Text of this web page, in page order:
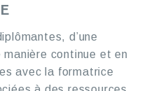
d’une
continue et en
avec la formatrice